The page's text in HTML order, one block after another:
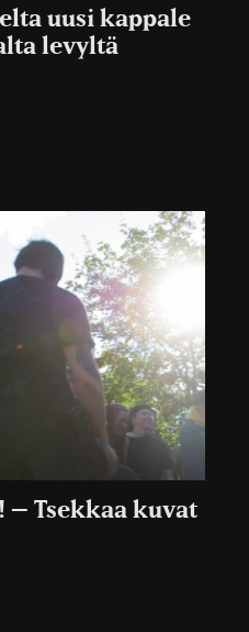
uusi kappale
levyltä
– Tsekkaa kuvat